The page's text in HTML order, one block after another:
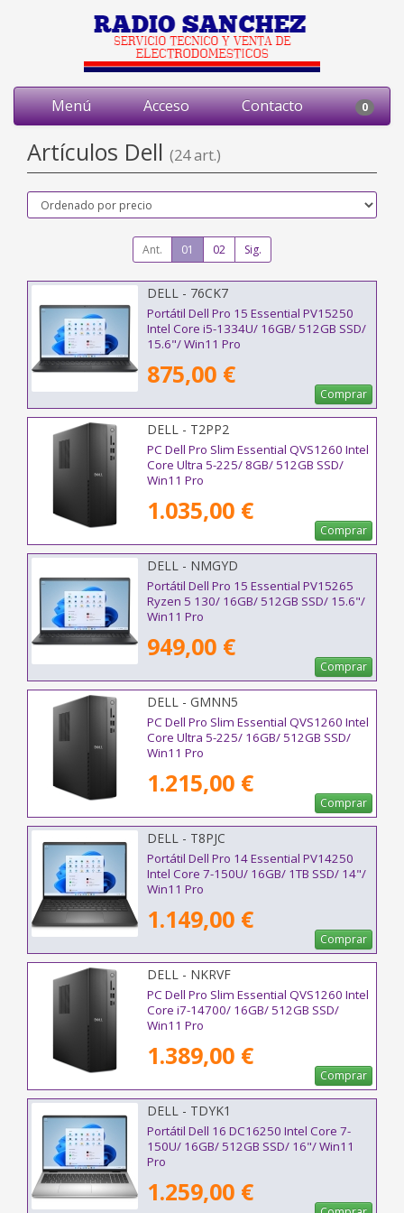
Menú Acceso Contacto 0
Artículos Dell (24 art.)
Ant. 01 02 Sig.
DELL - 76CK7
Portátil Dell Pro 15 Essential PV15250
Intel Core i5-1334U/ 16GB/ 512GB SSD/
15.6"/ Win11 Pro
875,00 €
Comprar
DELL - T2PP2
PC Dell Pro Slim Essential QVS1260 Intel
Core Ultra 5-225/ 8GB/ 512GB SSD/
Win11 Pro
1.035,00 €
Comprar
DELL - NMGYD
Portátil Dell Pro 15 Essential PV15265
Ryzen 5 130/ 16GB/ 512GB SSD/ 15.6"/
Win11 Pro
949,00 €
Comprar
DELL - GMNN5
PC Dell Pro Slim Essential QVS1260 Intel
Core Ultra 5-225/ 16GB/ 512GB SSD/
Win11 Pro
1.215,00 €
Comprar
DELL - T8PJC
Portátil Dell Pro 14 Essential PV14250
Intel Core 7-150U/ 16GB/ 1TB SSD/ 14"/
Win11 Pro
1.149,00 €
Comprar
DELL - NKRVF
PC Dell Pro Slim Essential QVS1260 Intel
Core i7-14700/ 16GB/ 512GB SSD/
Win11 Pro
1.389,00 €
Comprar
DELL - TDYK1
Portátil Dell 16 DC16250 Intel Core 7-
150U/ 16GB/ 512GB SSD/ 16"/ Win11
Pro
1.259,00 €